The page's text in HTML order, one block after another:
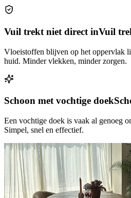
Vuil trekt niet direct inVuil
Vloeistoffen blijven op het oppervlak
huid. Minder vlekken, minder zorgen.
Schoon met vochtige doek
Een vochtige doek is vaak al genoeg
Simpel, snel en effectief.